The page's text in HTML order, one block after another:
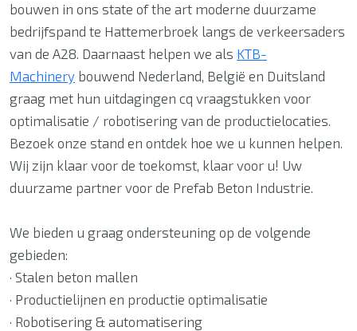
bouwen in ons state of the art moderne duurzame
bedrijfspand te Hattemerbroek langs de verkeersaders
van de A28. Daarnaast helpen we als KTB-
Machinery bouwend Nederland, België en Duitsland
graag met hun uitdagingen cq vraagstukken voor
optimalisatie / robotisering van de productielocaties.
Bezoek onze stand en ontdek hoe we u kunnen helpen.
Wij zijn klaar voor de toekomst, klaar voor u! Uw
duurzame partner voor de Prefab Beton Industrie.
We bieden u graag ondersteuning op de volgende
gebieden:
· Stalen beton mallen
· Productielijnen en productie optimalisatie
· Robotisering & automatisering